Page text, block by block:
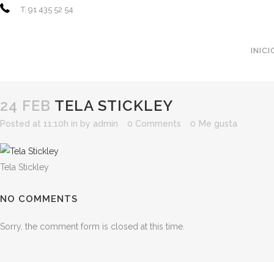
T. 91 435 52 54
TELA STICKLEY
24 FEB TELA STICKLEY
Posted at 11:10h in by admin 0 Comments 0 Me gusta
Tela Stickley
NO COMMENTS
Sorry, the comment form is closed at this time.